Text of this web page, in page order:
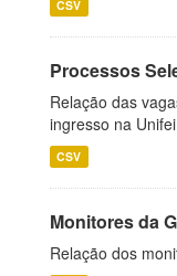
CSV
Processos
Relação das
ingresso na
CSV
Monitores da
Relação dos